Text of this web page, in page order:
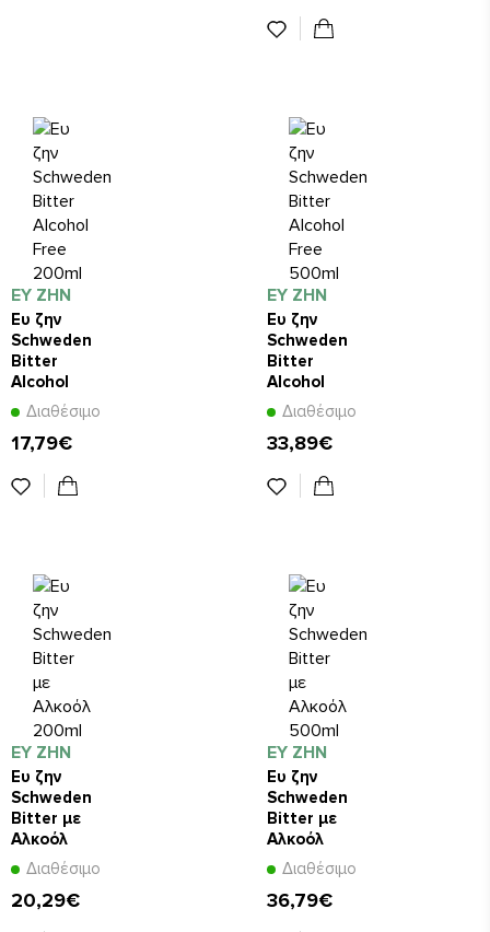
ΕΥ ΖΗΝ
Ευ ζην
Schweden
Bitter
Alcohol
Free 200ml
Διαθέσιμο
17,79€
ΕΥ ΖΗΝ
Ευ ζην
Schweden
Bitter
Alcohol
Free 500ml
Διαθέσιμο
33,89€
ΕΥ ΖΗΝ
Ευ ζην
Schweden
Bitter με
Αλκοόλ
200ml
Διαθέσιμο
20,29€
ΕΥ ΖΗΝ
Ευ ζην
Schweden
Bitter με
Αλκοόλ
500ml
Διαθέσιμο
36,79€